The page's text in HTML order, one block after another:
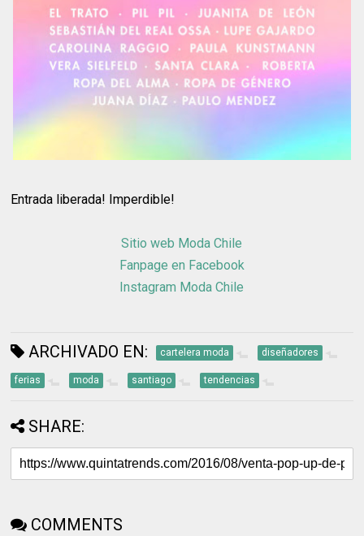
Entrada liberada! Imperdible!
Sitio web Moda Chile
Fanpage en Facebook
Instagram Moda Chile
ARCHIVADO EN: cartelera moda diseñadores
ferias moda santiago tendencias
SHARE:
COMMENTS